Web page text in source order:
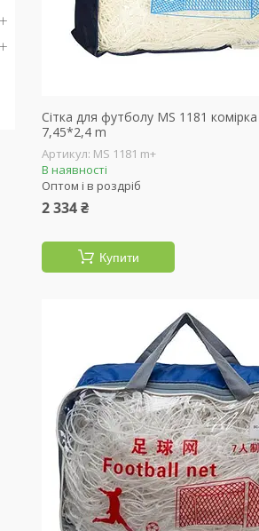
Сітка для футболу MS 1181
7,45*2,4 m
MS 1181 m+
В наявності
Оптом і в роздріб
2 334 ₴
Купити